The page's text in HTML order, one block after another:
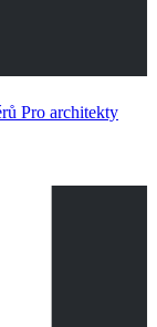
Pro architekty